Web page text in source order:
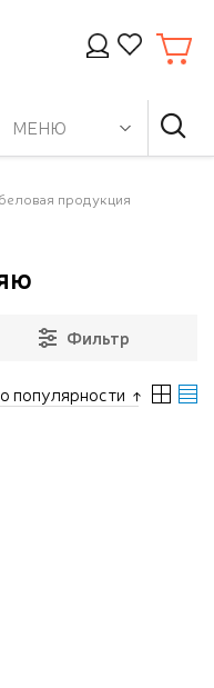
МЕНЮ
продукция
Фильтр
популярности